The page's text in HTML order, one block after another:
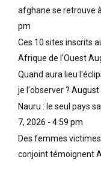
afghane se retrouve
pm
Ces 10 sites inscrits
Afrique de l'Ouest
Quand aura lieu
je l'observer ? August
Nauru : le seul pays
7, 2026 - 4:59 pm
Des femmes
conjoint témoignent